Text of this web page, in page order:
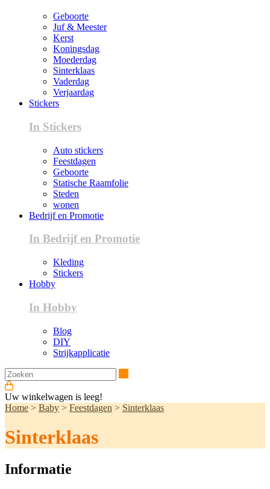
Geboorte
Juf & Meester
Kerst
Koningsdag
Moederdag
Sinterklaas
Vaderdag
Verjaardag
Stickers
In Stickers
Auto stickers
Feestdagen
Geboorte
Statische Raamfolie
Steden
wonen
Bedrijf en Promotie
In Bedrijf en Promotie
Kleding
Stickers
Hobby
In Hobby
Blog
DIY
Strijkapplicatie
Uw winkelwagen is leeg!
Home > Baby > Feestdagen > Sinterklaas
Sinterklaas
Informatie